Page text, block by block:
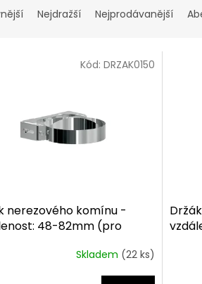
Nejdražší Nejprodávanější
nerezového komínu -
48-82mm (pro
Skladem (22 ks)
Kód: DRZAK0150